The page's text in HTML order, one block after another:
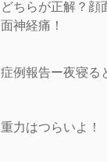
どちらが正解？顔
面神経痛！
症例報告ー夜寝る
重力はつらいよ！